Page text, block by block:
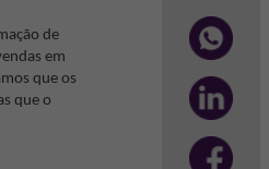
de
em
que os
que o